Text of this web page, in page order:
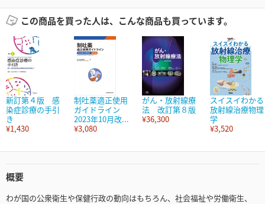
この商品を買った人は、こんな商品も買っています。
新訂第４版 感
染症診療の手引
き
¥1,430
制吐薬適正使用
ガイドライン
2023年10月改...
¥3,080
がん・放射線療
法 改訂第８版
¥36,300
スイスイわかる
放射線治療物理
学
¥3,520
概要
わが国の公衆衛生や保健行政の動向はもちろん、社会福祉や労働衛生、